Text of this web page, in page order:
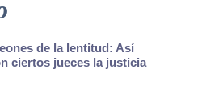
de la lentitud: Así
ciertos jueces la justicia